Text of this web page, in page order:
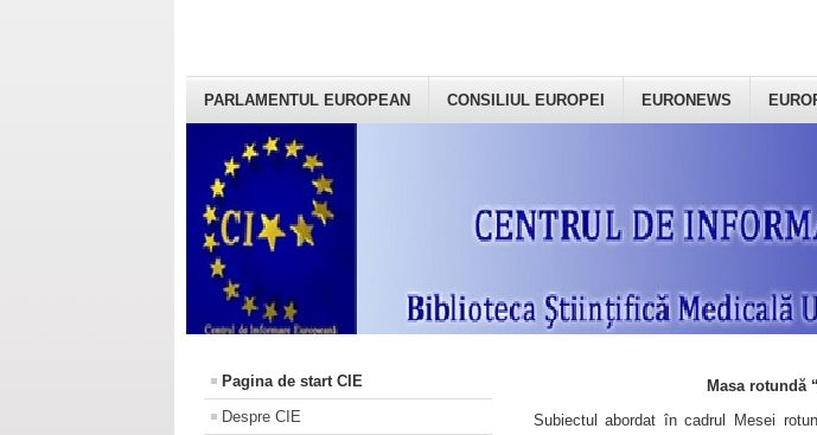
PARLAMENTUL EUROPEAN CONSILIUL EUROPEI EURONEWS
Pagina de start CIE
Despre CIE
Masa rotundă
Subiectul abordat în cadrul Mesei